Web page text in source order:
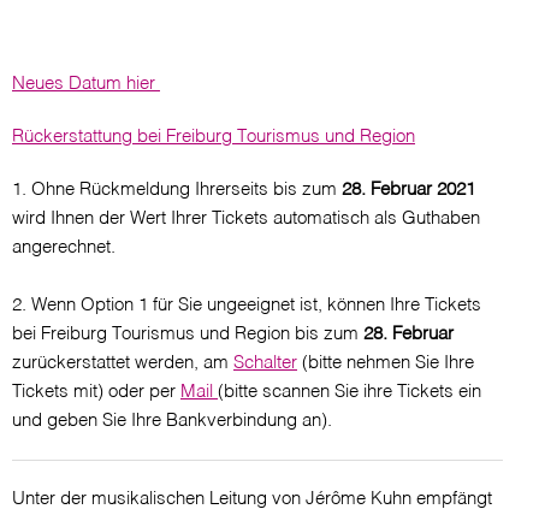
Neues Datum hier
Rückerstattung bei Freiburg Tourismus und Region
1. Ohne Rückmeldung Ihrerseits bis zum 28. Februar 2021
wird Ihnen der Wert Ihrer Tickets automatisch als Guthaben
angerechnet.
2. Wenn Option 1 für Sie ungeeignet ist, können Ihre Tickets
bei Freiburg Tourismus und Region bis zum 28. Februar
zurückerstattet werden, am Schalter (bitte nehmen Sie Ihre
Tickets mit) oder per Mail (bitte scannen Sie ihre Tickets ein
und geben Sie Ihre Bankverbindung an).
Unter der musikalischen Leitung von Jérôme Kuhn empfängt